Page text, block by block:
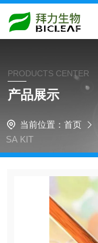
PRODUCTS CENTER
产品展示
当前位置： 首页
SA KIT​